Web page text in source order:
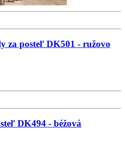
za posteľ DK501 - ružovo
DK494 - béžová